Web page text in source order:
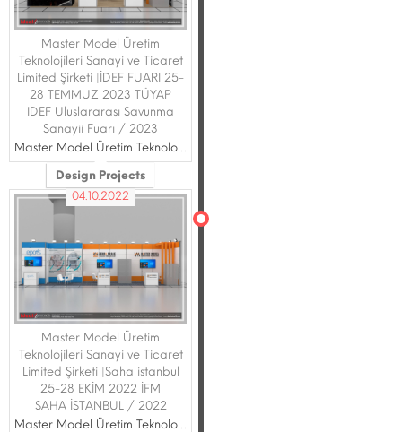
Master Model Üretim
Teknolojileri Sanayi ve Ticaret
Limited Şirketi |İDEF FUARI 25-
28 TEMMUZ 2023 TÜYAP
IDEF Uluslararası Savunma
Sanayii Fuarı / 2023
Master Model Üretim Teknolojileri Sanayi ve Ticaret Limited Şirketi
Design Projects
04.10.2022
Master Model Üretim
Teknolojileri Sanayi ve Ticaret
Limited Şirketi |Saha istanbul
25-28 EKİM 2022 İFM
SAHA İSTANBUL / 2022
Master Model Üretim Teknolojileri Sanayi ve Ticaret Limited Şirketi